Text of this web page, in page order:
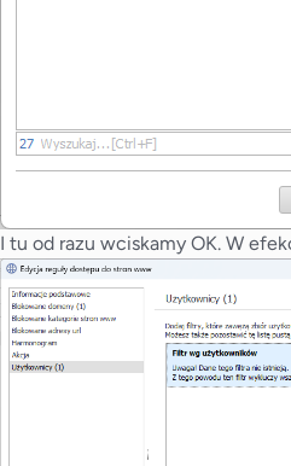
I tu od razu wciskamy OK. W